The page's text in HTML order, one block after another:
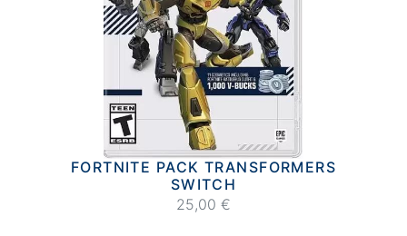
FORTNITE PACK TRANSFORMERS
SWITCH
25,00 €